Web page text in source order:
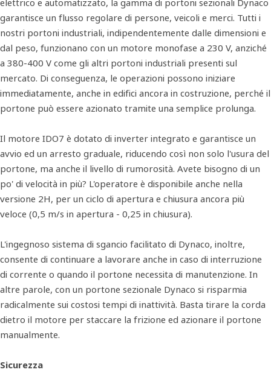
elettrico e automatizzato, la gamma di portoni sezionali Dynaco
garantisce un flusso regolare di persone, veicoli e merci. Tutti i
nostri portoni industriali, indipendentemente dalle dimensioni e
dal peso, funzionano con un motore monofase a 230 V, anziché
a 380-400 V come gli altri portoni industriali presenti sul
mercato. Di conseguenza, le operazioni possono iniziare
immediatamente, anche in edifici ancora in costruzione, perché il
portone può essere azionato tramite una semplice prolunga.
Il motore IDO7 è dotato di inverter integrato e garantisce un
avvio ed un arresto graduale, riducendo così non solo l'usura del
portone, ma anche il livello di rumorosità. Avete bisogno di un
po' di velocità in più? L'operatore è disponibile anche nella
versione 2H, per un ciclo di apertura e chiusura ancora più
veloce (0,5 m/s in apertura - 0,25 in chiusura).
L'ingegnoso sistema di sgancio facilitato di Dynaco, inoltre,
consente di continuare a lavorare anche in caso di interruzione
di corrente o quando il portone necessita di manutenzione. In
altre parole, con un portone sezionale Dynaco si risparmia
radicalmente sui costosi tempi di inattività. Basta tirare la corda
dietro il motore per staccare la frizione ed azionare il portone
manualmente.
Sicurezza